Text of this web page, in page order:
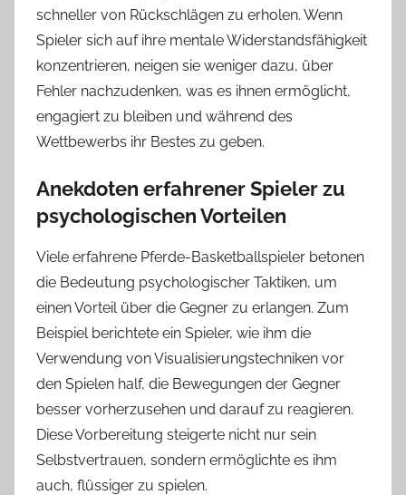
schneller von Rückschlägen zu erholen. Wenn
Spieler sich auf ihre mentale Widerstandsfähigkeit
konzentrieren, neigen sie weniger dazu, über
Fehler nachzudenken, was es ihnen ermöglicht,
engagiert zu bleiben und während des
Wettbewerbs ihr Bestes zu geben.
Anekdoten erfahrener Spieler zu
psychologischen Vorteilen
Viele erfahrene Pferde-Basketballspieler betonen
die Bedeutung psychologischer Taktiken, um
einen Vorteil über die Gegner zu erlangen. Zum
Beispiel berichtete ein Spieler, wie ihm die
Verwendung von Visualisierungstechniken vor
den Spielen half, die Bewegungen der Gegner
besser vorherzusehen und darauf zu reagieren.
Diese Vorbereitung steigerte nicht nur sein
Selbstvertrauen, sondern ermöglichte es ihm
auch, flüssiger zu spielen.